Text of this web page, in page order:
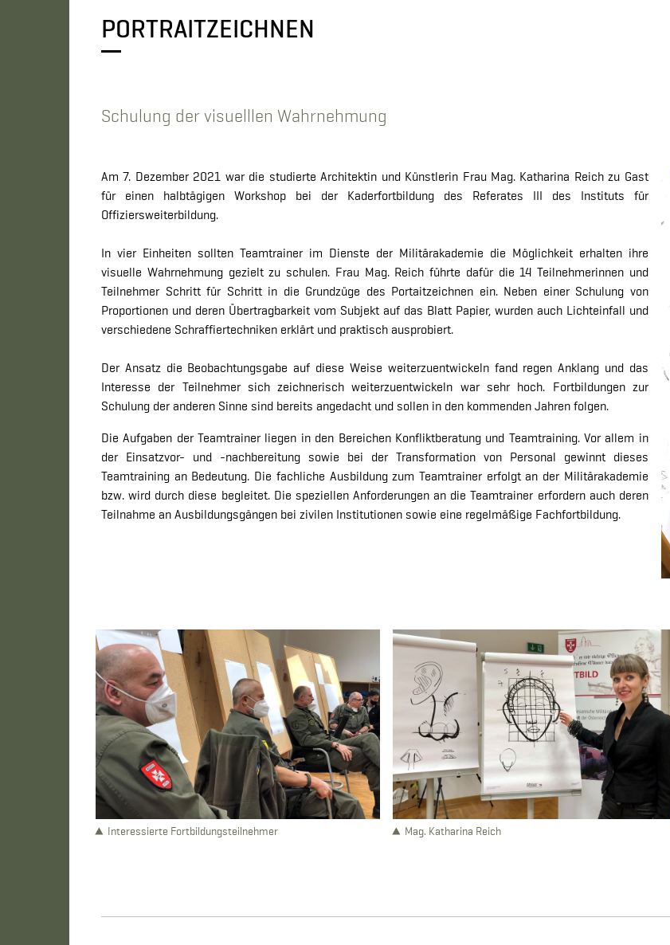
PORTRAITZEICHNEN
Schulung der visuelllen Wahrnehmung
Am 7. Dezember 2021 war die studierte Architektin und Künstlerin Frau Mag. Katharina Reich zu Gast
für einen halbtägigen Workshop bei der Kaderfortbildung des Referates III des Instituts für
Offiziersweiterbildung.
In vier Einheiten sollten Teamtrainer im Dienste der Militärakademie die Möglichkeit erhalten ihre
visuelle Wahrnehmung gezielt zu schulen. Frau Mag. Reich führte dafür die 14 Teilnehmerinnen und
Teilnehmer Schritt für Schritt in die Grundzüge des Portaitzeichnen ein. Neben einer Schulung von
Proportionen und deren Übertragbarkeit vom Subjekt auf das Blatt Papier, wurden auch Lichteinfall und
verschiedene Schraffiertechniken erklärt und praktisch ausprobiert.
Der Ansatz die Beobachtungsgabe auf diese Weise weiterzuentwickeln fand regen Anklang und das
Interesse der Teilnehmer sich zeichnerisch weiterzuentwickeln war sehr hoch. Fortbildungen zur
Schulung der anderen Sinne sind bereits angedacht und sollen in den kommenden Jahren folgen.
Die Aufgaben der Teamtrainer liegen in den Bereichen Konfliktberatung und Teamtraining. Vor allem in
der Einsatzvor- und -nachbereitung sowie bei der Transformation von Personal gewinnt dieses
Teamtraining an Bedeutung. Die fachliche Ausbildung zum Teamtrainer erfolgt an der Militärakademie
bzw. wird durch diese begleitet. Die speziellen Anforderungen an die Teamtrainer erfordern auch deren
Teilnahme an Ausbildungsgängen bei zivilen Institutionen sowie eine regelmäßige Fachfortbildung.
Interessierte Fortbildungsteilnehmer Mag. Katharina Reich